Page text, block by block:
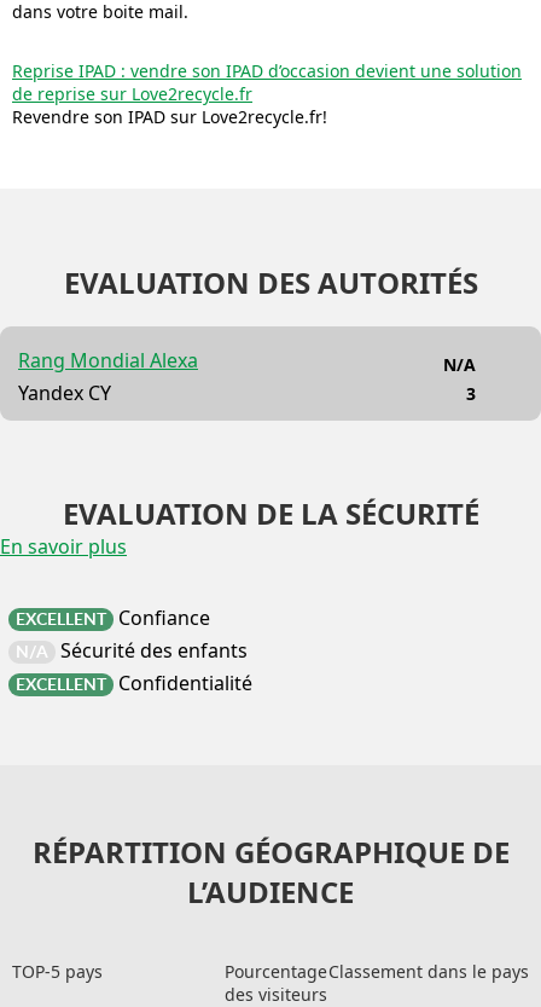
dans votre boite mail.
Reprise IPAD : vendre son IPAD d’occasion devient une solution
de reprise sur Love2recycle.fr
Revendre son IPAD sur Love2recycle.fr!
EVALUATION DES AUTORITÉS
Rang Mondial Alexa
Yandex CY
N/A
3
EVALUATION DE LA SÉCURITÉ
En savoir plus
EXCELLENT Confiance
N/A Sécurité des enfants
EXCELLENT Confidentialité
RÉPARTITION GÉOGRAPHIQUE DE
L’AUDIENCE
TOP-5 pays
Pourcentage
des visiteurs
Classement dans le pays